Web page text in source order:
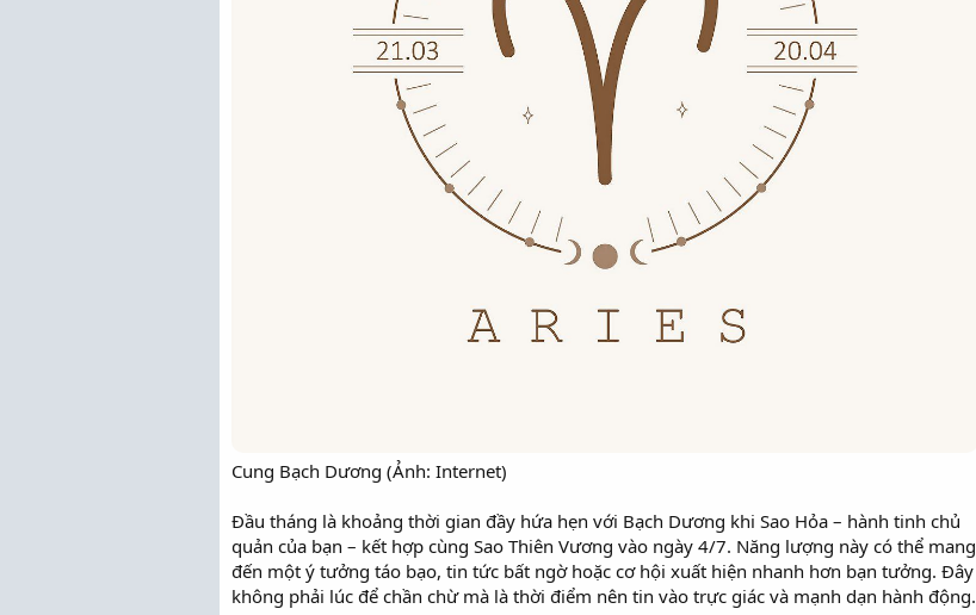
Cung Bạch Dương (Ảnh: Internet)
Đầu tháng là khoảng thời gian đầy hứa hẹn với Bạch Dương khi Sao Hỏa – hành tinh chủ
quản của bạn – kết hợp cùng Sao Thiên Vương vào ngày 4/7. Năng lượng này có thể mang
đến một ý tưởng táo bạo, tin tức bất ngờ hoặc cơ hội xuất hiện nhanh hơn bạn tưởng. Đây
không phải lúc để chần chừ mà là thời điểm nên tin vào trực giác và mạnh dạn hành động.
Sống đơn giản là chìa khóa
mang đến bình yên trong tâm
Work-life balance-25/09/2025